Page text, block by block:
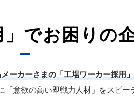
」でお困りの
ーカーさまの「工場ワーカー採用
「意欲の高い即戦力人材」をスピー